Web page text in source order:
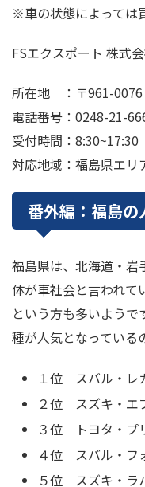
※車の状態によっては
FSエクスポート 株式
所在地 ：〒961-
電話番号：0248-21-
受付時間：8:30~17:30
対応地域：福島県エリ
番外編：福島の
福島県は、北海道・岩
体が車社会と言われて
という方も多いよう
種が人気となっている
１位 スバル・レ
２位 スズキ・エ
３位 トヨタ・プ
４位 スバル・フ
５位 スズキ・ラ